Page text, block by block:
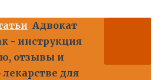
Адвокат
- инструкция
отзывы и
лекарстве для